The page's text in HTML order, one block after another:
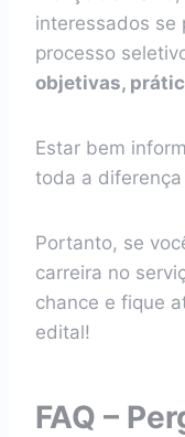
interessados se
processo
objetivas,
Estar bem
toda a
Portanto, se
carreira no
chance e fique
edital!
FAQ –